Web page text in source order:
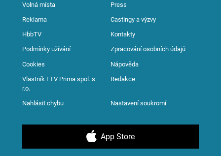
Volná místa Press
Reklama Castingy a výzvy
HbbTV Kontakty
Podmínky užívání Zpracování osobních údajů
Cookies Nápověda
Vlastník FTV Prima spol. s
r.o.
Redakce
Nahlásit chybu Nastavení soukromí
App Store